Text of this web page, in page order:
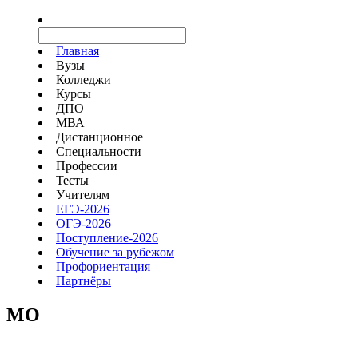
Главная
Вузы
Колледжи
Курсы
ДПО
МВА
Дистанционное
Специальности
Профессии
Тесты
Учителям
ЕГЭ-2026
ОГЭ-2026
Поступление-2026
Обучение за рубежом
Профориентация
Партнёры
MO